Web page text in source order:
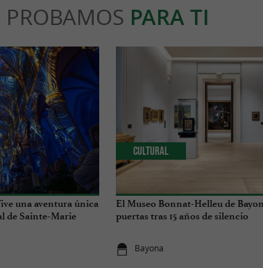
PROBAMOS PARA TI
una aventura única
de Sainte-Marie
El Museo Bonnat-Helleu de
puertas tras 15 años de silencio
Bayona
Cultural